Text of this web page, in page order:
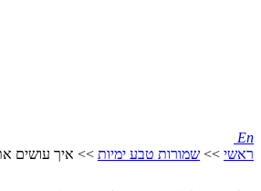
En
ראשי >> שמורות טבע ימיות >> איך עושים